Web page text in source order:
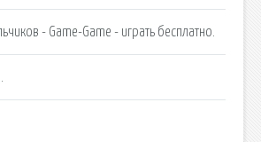
- Game-Game - играть бесплатно.